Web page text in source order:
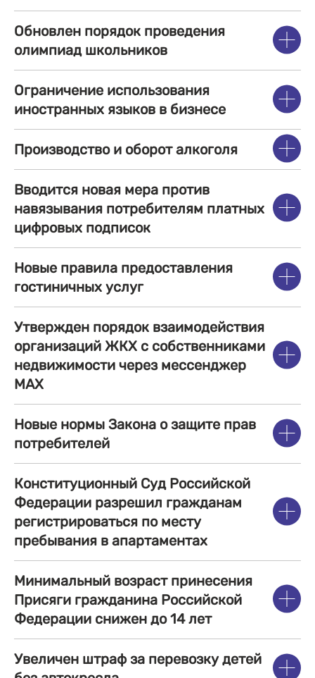
Обновлен порядок проведения
олимпиад школьников
Ограничение использования
иностранных языков в бизнесе
Производство и оборот алкоголя
Вводится новая мера против
навязывания потребителям платных
цифровых подписок
Новые правила предоставления
гостиничных услуг
Утвержден порядок взаимодействия
организаций ЖКХ с собственниками
недвижимости через мессенджер
MAX
Новые нормы Закона о защите прав
потребителей
Конституционный Суд Российской
Федерации разрешил гражданам
регистрироваться по месту
пребывания в апартаментах
Минимальный возраст принесения
Присяги гражданина Российской
Федерации снижен до 14 лет
Увеличен штраф за перевозку детей